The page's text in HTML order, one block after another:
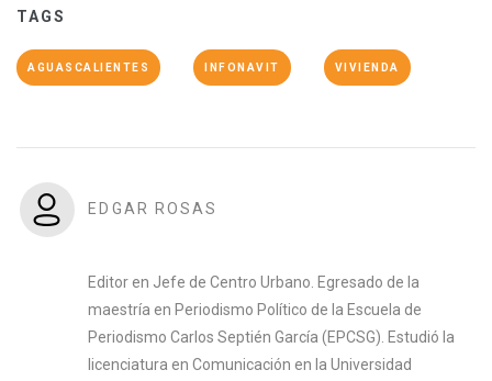
TAGS
AGUASCALIENTES INFONAVIT VIVIENDA
EDGAR ROSAS
Editor en Jefe de Centro Urbano. Egresado de la
maestría en Periodismo Político de la Escuela de
Periodismo Carlos Septién García (EPCSG). Estudió la
licenciatura en Comunicación en la Universidad